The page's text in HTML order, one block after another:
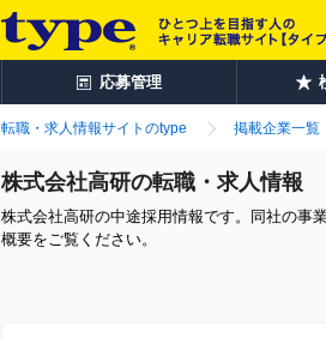
応募管理
転職・求人情報サイトのtype 掲載企業一覧
株式会社高研の転職・求人情報
株式会社高研の中途採用情報です。同社の事
概要をご覧ください。